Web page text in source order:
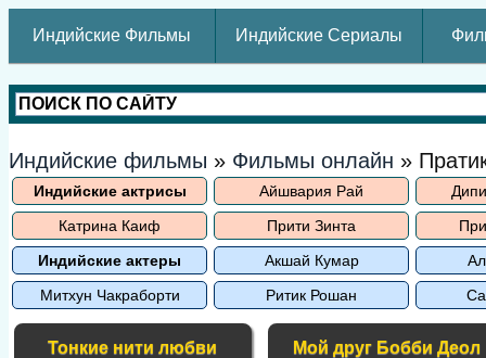
Индийские Фильмы Индийские Сериалы
Индийские фильмы » Фильмы онлайн »
Индийские актрисы Айшвария Рай
Катрина Каиф
Прити Зинта
Индийские актеры
Акшай Кумар
Митхун Чакраборти
Ритик Рошан
Тонкие нити любви Мой друг Бобби Деол